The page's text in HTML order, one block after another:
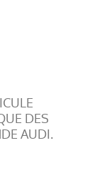
DES
AUDI.